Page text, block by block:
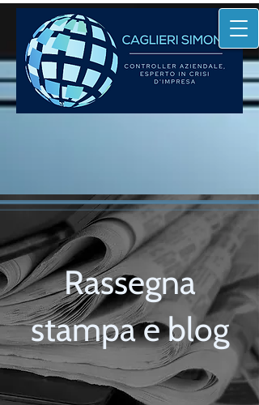
Rassegna
stampa e blog